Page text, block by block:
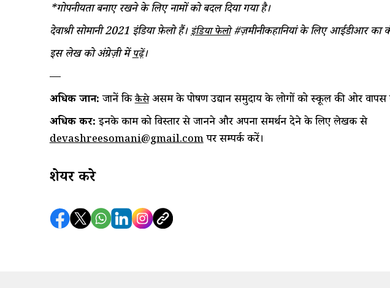
*गोपनीयता बनाए रखने के लिए नामों को बदल दिया गया है।
देवाश्री सोमानी 2021 इंडिया फ़ेलो हैं।इंडिया फेलो#ज़मीनीकहानियां के लिए आईडीआर का
इस लेख को अंग्रेज़ी मेंपढ़ें।
—
अधिक जानें:जानें किकैसेअसम के पोषण उद्यान समुदाय के लोगों को स्कूल की ओर वापस
अधिककरें:इनके काम को विस्तार से जानने और अपना समर्थन देने के लिए लेखक से
devashreesomani@gmail.comपर सम्पर्क करें।
शेयर करे